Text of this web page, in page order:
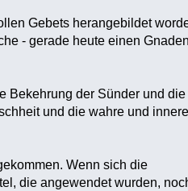
Gebets herangebildet
- gerade heute einen
Bekehrung der Sünder und
und die wahre und
Wenn sich die
die angewendet wurden,